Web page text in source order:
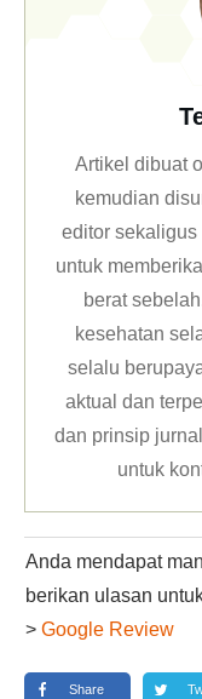
Artikel dibuat
kemudian
editor
untuk
berat
kesehatan
selalu
aktual dan
dan prinsip
untuk
Anda mendapat
berikan ulasan
> Google Review
Share